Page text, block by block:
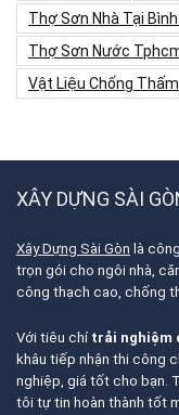
Thợ Sơn Nhà Tại
Thợ Sơn Nước
Vật Liệu Chống Thấm
XÂY DỰNG SÀI
Xây Dựng Sài Gòn là
trọn gói cho ngôi nhà,
công thạch cao, chống
Với tiêu chí trải nghiệm
khâu tiếp nhận thi công
nghiệp, giá tốt cho bạn.
tôi tự tin hoàn thành tốt